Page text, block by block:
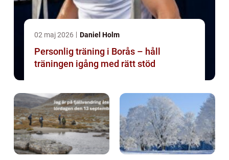
02 maj 2026 Daniel Holm
Personlig träning i Borås – håll
träningen igång med rätt stöd